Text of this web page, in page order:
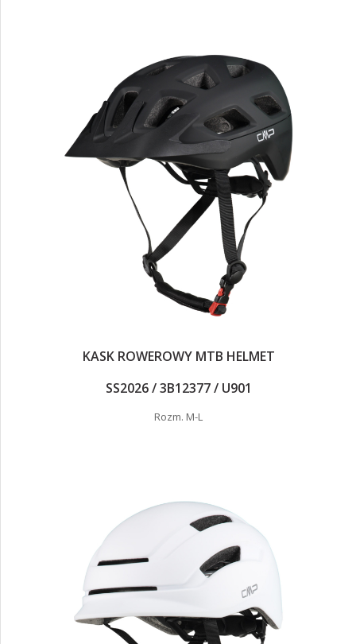
KASK ROWEROWY MTB HELMET
SS2026 / 3B12377 / U901
Rozm. M-L